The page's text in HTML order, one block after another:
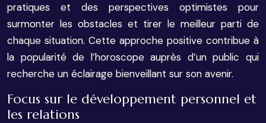
pratiques et des perspectives optimistes pour
surmonter les obstacles et tirer le meilleur parti de
chaque situation. Cette approche positive contribue à
la popularité de l’horoscope auprès d’un public qui
recherche un éclairage bienveillant sur son avenir.
Focus sur le développement personnel et
les relations